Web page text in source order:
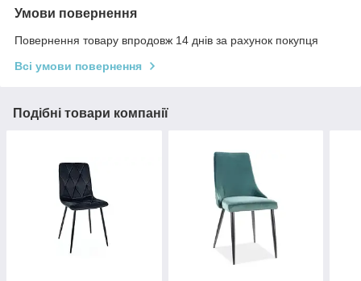
Умови повернення
Повернення товару впродовж 14 днів за рахунок покупця
Всі умови повернення
Подібні товари компанії